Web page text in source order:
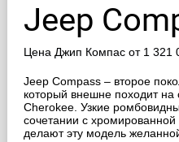
Jeep
Цена Джип Компас от 1 321
Jeep Compass – второе
который внешне походит на
Cherokee. Узкие
сочетании с
делают эту модель